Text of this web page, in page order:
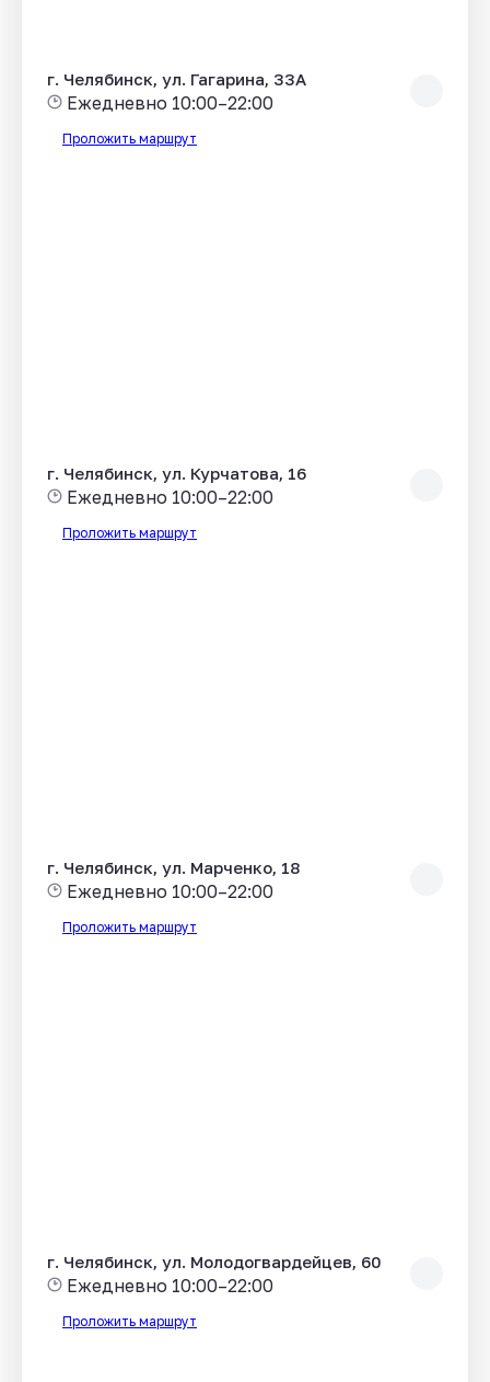
г. Челябинск, ул. Гагарина, 33А
Ежедневно 10:00–22:00
Проложить маршрут
г. Челябинск, ул. Курчатова, 16
Ежедневно 10:00–22:00
Проложить маршрут
г. Челябинск, ул. Марченко, 18
Ежедневно 10:00–22:00
Проложить маршрут
г. Челябинск, ул. Молодогвардейцев, 60
Ежедневно 10:00–22:00
Проложить маршрут